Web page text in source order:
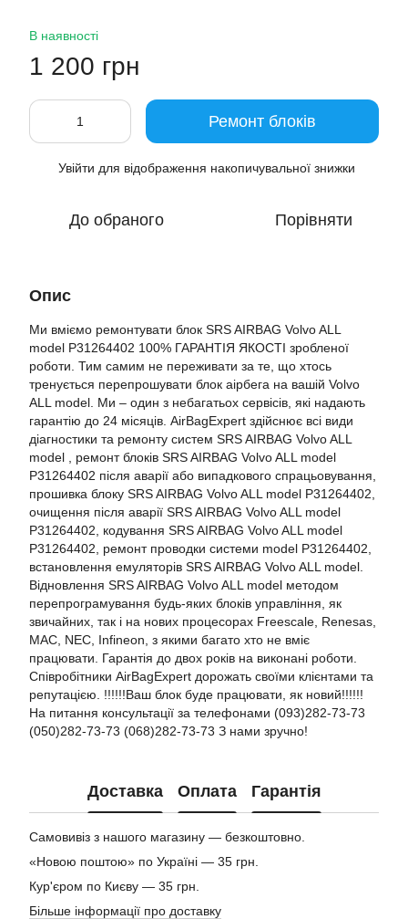
В наявності
1 200 грн
Ремонт блоків
Увійти для відображення накопичувальної знижки
До обраного Порівняти
Опис
Ми вміємо ремонтувати блок SRS AIRBAG Volvo ALL
model P31264402 100% ГАРАНТІЯ ЯКОСТІ зробленої
роботи. Тим самим не переживати за те, що хтось
тренується перепрошувати блок аірбега на вашій Volvo
ALL model. Ми – один з небагатьох сервісів, які надають
гарантію до 24 місяців. AirBagExpert здійснює всі види
діагностики та ремонту систем SRS AIRBAG Volvo ALL
model , ремонт блоків SRS AIRBAG Volvo ALL model
P31264402 після аварії або випадкового спрацьовування,
прошивка блоку SRS AIRBAG Volvo ALL model P31264402,
очищення після аварії SRS AIRBAG Volvo ALL model
P31264402, кодування SRS AIRBAG Volvo ALL model
P31264402, ремонт проводки системи model P31264402,
встановлення емуляторів SRS AIRBAG Volvo ALL model.
Відновлення SRS AIRBAG Volvo ALL model методом
перепрограмування будь-яких блоків управління, як
звичайних, так і на нових процесорах Freescale, Renesas,
MAC, NEC, Infineon, з якими багато хто не вміє
працювати. Гарантія до двох років на виконані роботи.
Співробітники AirBagExpert дорожать своїми клієнтами та
репутацією. !!!!!!Ваш блок буде працювати, як новий!!!!!!
На питання консультації за телефонами (093)282-73-73
(050)282-73-73 (068)282-73-73 З нами зручно!
Доставка Оплата Гарантія
Самовивіз з нашого магазину — безкоштовно.
«Новою поштою» по Україні — 35 грн.
Кур'єром по Києву — 35 грн.
Більше інформації про доставку